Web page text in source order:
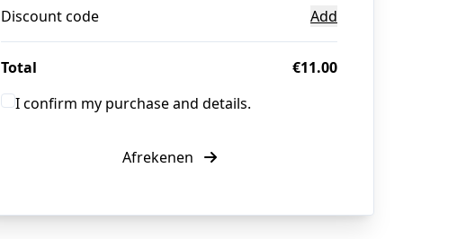
Discount code Add
Total
€11.00
I confirm my purchase and details.
Afrekenen